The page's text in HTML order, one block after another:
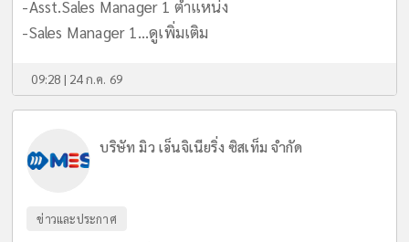
-Asst.Sales Manager 1 ตำแหน่ง
-Sales Manager 1...ดูเพิ่มเติม
09:28 | 24 ก.ค. 69
บริษัท มิว เอ็นจิเนียริ่ง ซิสเท็ม จำกัด
ข่าวและประกาศ